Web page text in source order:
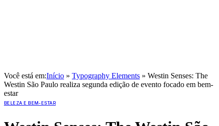
Você está em:Início » Typography Elements » Westin Senses: The
Westin São Paulo realiza segunda edição de evento focado em bem-
estar
BELEZA E BEM-ESTAR